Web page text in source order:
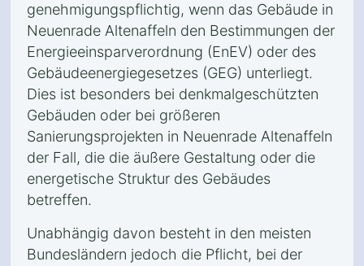
genehmigungspflichtig, wenn das Gebäude in
Neuenrade Altenaffeln den Bestimmungen der
Energieeinsparverordnung (EnEV) oder des
Gebäudeenergiegesetzes (GEG) unterliegt.
Dies ist besonders bei denkmalgeschützten
Gebäuden oder bei größeren
Sanierungsprojekten in Neuenrade Altenaffeln
der Fall, die die äußere Gestaltung oder die
energetische Struktur des Gebäudes
betreffen.
Unabhängig davon besteht in den meisten
Bundesländern jedoch die Pflicht, bei der